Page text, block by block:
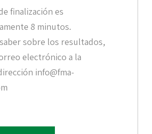
finalización es
8 minutos.
sobre los resultados,
electrónico a la
info@fma-